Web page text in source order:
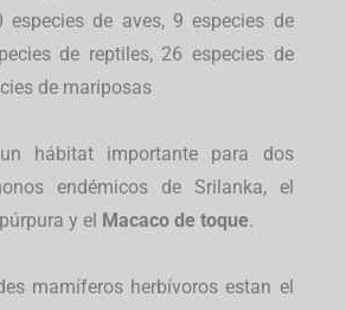
especies de aves, 9 especies de
de reptiles, 26 especies de
de mariposas
hábitat importante para dos
endémicos de Srilanka, el
y el Macaco de toque.
mamíferos herbívoros estan el